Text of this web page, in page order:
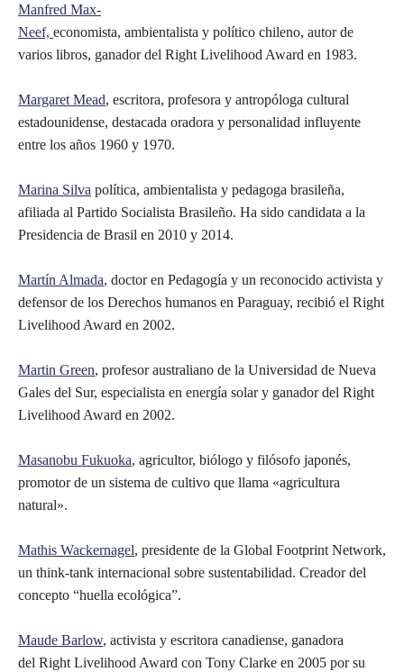
Manfred Max-
Neef, economista, ambientalista y político chileno, autor de
varios libros, ganador del Right Livelihood Award en 1983.
Margaret Mead, escritora, profesora y antropóloga cultural
estadounidense, destacada oradora y personalidad influyente
entre los años 1960 y 1970.
Marina Silva política, ambientalista y pedagoga brasileña,
afiliada al Partido Socialista Brasileño. Ha sido candidata a la
Presidencia de Brasil en 2010 y 2014.
Martín Almada, doctor en Pedagogía y un reconocido activista y
defensor de los Derechos humanos en Paraguay, recibió el Right
Livelihood Award en 2002.
Martin Green, profesor australiano de la Universidad de Nueva
Gales del Sur, especialista en energía solar y ganador del Right
Livelihood Award en 2002.
Masanobu Fukuoka, agricultor, biólogo y filósofo japonés,
promotor de un sistema de cultivo que llama «agricultura
natural».
Mathis Wackernagel, presidente de la Global Footprint Network,
un think-tank internacional sobre sustentabilidad. Creador del
concepto “huella ecológica”.
Maude Barlow, activista y escritora canadiense, ganadora
del Right Livelihood Award con Tony Clarke en 2005 por su